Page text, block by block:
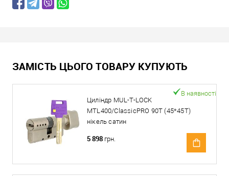
ЗАМІСТЬ ЦЬОГО ТОВАРУ КУПУЮТЬ
Циліндр MUL-T-LOCK
MTL400/ClassicPRO 90T (45*45T)
нікель сатин
В наявності
5 898 грн.